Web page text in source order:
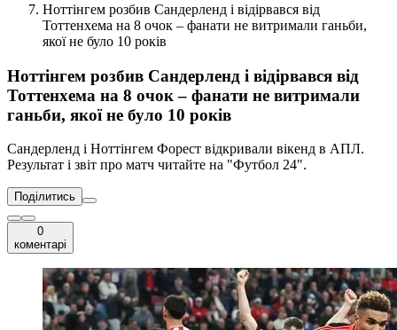
Ноттінгем розбив Сандерленд і відірвався від
Тоттенхема на 8 очок – фанати не витримали ганьби,
якої не було 10 років
Ноттінгем розбив Сандерленд і відірвався від
Тоттенхема на 8 очок – фанати не витримали
ганьби, якої не було 10 років
Сандерленд і Ноттінгем Форест відкривали вікенд в АПЛ.
Результат і звіт про матч читайте на "Футбол 24".
Поділитись
0
коментарі